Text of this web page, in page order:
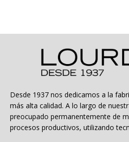
Desde 1937 nos dedicamos a la
más alta calidad. A lo largo de
preocupado permanentemente de
procesos productivos, utilizando